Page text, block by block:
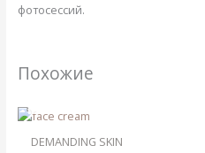
фотосессий.
Похожие
DEMANDING SKIN